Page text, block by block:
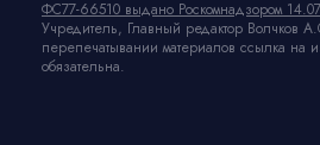
ФС77-66510 выдано Роскомнадзором
Учредитель, Главный редактор Волчков
перепечатывании материалов ссылка на
обязательна.